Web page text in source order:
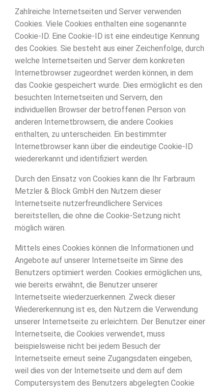
Zahlreiche Internetseiten und Server verwenden
Cookies. Viele Cookies enthalten eine sogenannte
Cookie-ID. Eine Cookie-ID ist eine eindeutige Kennung
des Cookies. Sie besteht aus einer Zeichenfolge, durch
welche Internetseiten und Server dem konkreten
Internetbrowser zugeordnet werden können, in dem
das Cookie gespeichert wurde. Dies ermöglicht es den
besuchten Internetseiten und Servern, den
individuellen Browser der betroffenen Person von
anderen Internetbrowsern, die andere Cookies
enthalten, zu unterscheiden. Ein bestimmter
Internetbrowser kann über die eindeutige Cookie-ID
wiedererkannt und identifiziert werden.
Durch den Einsatz von Cookies kann die Ihr Farbraum
Metzler & Block GmbH den Nutzern dieser
Internetseite nutzerfreundlichere Services
bereitstellen, die ohne die Cookie-Setzung nicht
möglich wären.
Mittels eines Cookies können die Informationen und
Angebote auf unserer Internetseite im Sinne des
Benutzers optimiert werden. Cookies ermöglichen uns,
wie bereits erwähnt, die Benutzer unserer
Internetseite wiederzuerkennen. Zweck dieser
Wiedererkennung ist es, den Nutzern die Verwendung
unserer Internetseite zu erleichtern. Der Benutzer einer
Internetseite, die Cookies verwendet, muss
beispielsweise nicht bei jedem Besuch der
Internetseite erneut seine Zugangsdaten eingeben,
weil dies von der Internetseite und dem auf dem
Computersystem des Benutzers abgelegten Cookie